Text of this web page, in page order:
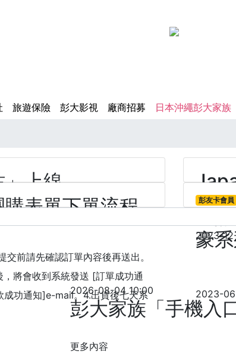
旅遊保險 彭大影視 廠商招募 日本沖繩彭大家族
上線
#全日本
2023-
表單下單流程
前請先確認訂單內容後再送出。
將會收到系統發送 [訂單成功通
功通知]e-mail。4.出貨後七天系
彭友卡會員
【
豪
2023-
2026-08-04 10:00
彭大家族「手機入
更多內容